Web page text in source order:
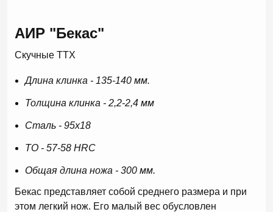
АИР "Бекас"
Скучные ТТХ
Длина клинка - 135-140 мм.
Толщина клинка - 2,2-2,4 мм
Сталь - 95х18
ТО - 57-58 HRC
Общая длина ножа - 300 мм.
Бекас представляет собой среднего размера и при
этом легкий нож. Его малый вес обусловлен